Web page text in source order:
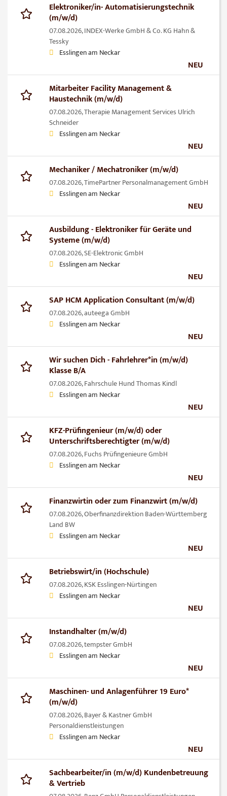
Elektroniker/in- Automatisierungstechnik
(m/w/d)
07.08.2026,INDEX-Werke GmbH & Co. KG Hahn &
Tessky
Esslingen am Neckar
NEU
Mitarbeiter Facility Management &
Haustechnik (m/w/d)
07.08.2026,Therapie Management Services Ulrich
Schneider
Esslingen am Neckar
NEU
Mechaniker / Mechatroniker (m/w/d)
07.08.2026,TimePartner Personalmanagement GmbH
Esslingen am Neckar
NEU
Ausbildung - Elektroniker für Geräte und
Systeme (m/w/d)
07.08.2026,SE-Elektronic GmbH
Esslingen am Neckar
NEU
SAP HCM Application Consultant (m/w/d)
07.08.2026,auteega GmbH
Esslingen am Neckar
NEU
Wir suchen Dich - Fahrlehrer*in (m/w/d)
Klasse B/A
07.08.2026,Fahrschule Hund Thomas Kindl
Esslingen am Neckar
NEU
KFZ-Prüfingenieur (m/w/d) oder
Unterschriftsberechtigter (m/w/d)
07.08.2026,Fuchs Prüfingenieure GmbH
Esslingen am Neckar
NEU
Finanzwirtin oder zum Finanzwirt (m/w/d)
07.08.2026,Oberfinanzdirektion Baden-Württemberg
Land BW
Esslingen am Neckar
NEU
Betriebswirt/in (Hochschule)
07.08.2026,KSK Esslingen-Nürtingen
Esslingen am Neckar
NEU
Instandhalter (m/w/d)
07.08.2026,tempster GmbH
Esslingen am Neckar
NEU
Maschinen- und Anlagenführer 19 Euro*
(m/w/d)
07.08.2026,Bayer & Kastner GmbH
Personaldienstleistungen
Esslingen am Neckar
NEU
Sachbearbeiter/in (m/w/d) Kundenbetreuung
& Vertrieb